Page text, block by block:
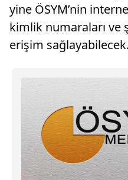
yine ÖSYM’nin
kimlik numaraları ve
erişim sağlayabilecek.